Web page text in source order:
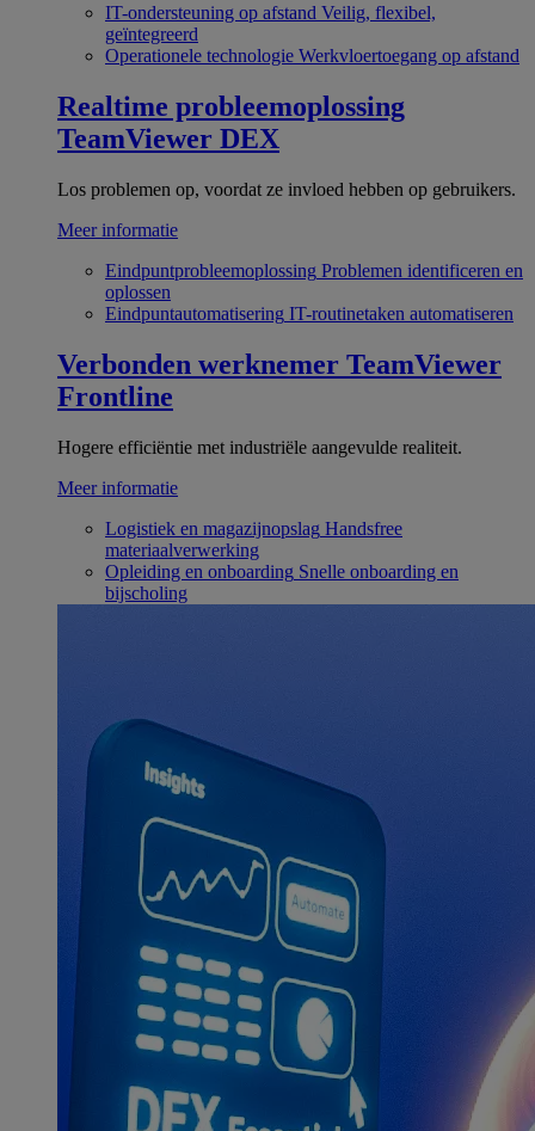
IT-ondersteuning op afstand Veilig, flexibel,
geïntegreerd
Operationele technologie Werkvloertoegang op afstand
Realtime probleemoplossing
TeamViewer DEX
Los problemen op, voordat ze invloed hebben op gebruikers.
Meer informatie
Eindpuntprobleemoplossing Problemen identificeren en
oplossen
Eindpuntautomatisering IT-routinetaken automatiseren
Verbonden werknemer TeamViewer
Frontline
Hogere efficiëntie met industriële aangevulde realiteit.
Meer informatie
Logistiek en magazijnopslag Handsfree
materiaalverwerking
Opleiding en onboarding Snelle onboarding en
bijscholing